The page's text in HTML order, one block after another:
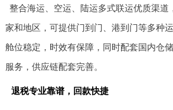
整合海运、空运、陆运多式联运优质渠道
家和地区，可提供门到门、港到门等多种
舱位稳定，时效有保障，同时配套国内仓
服务，供应链配套完善。
退税专业靠谱，回款快捷